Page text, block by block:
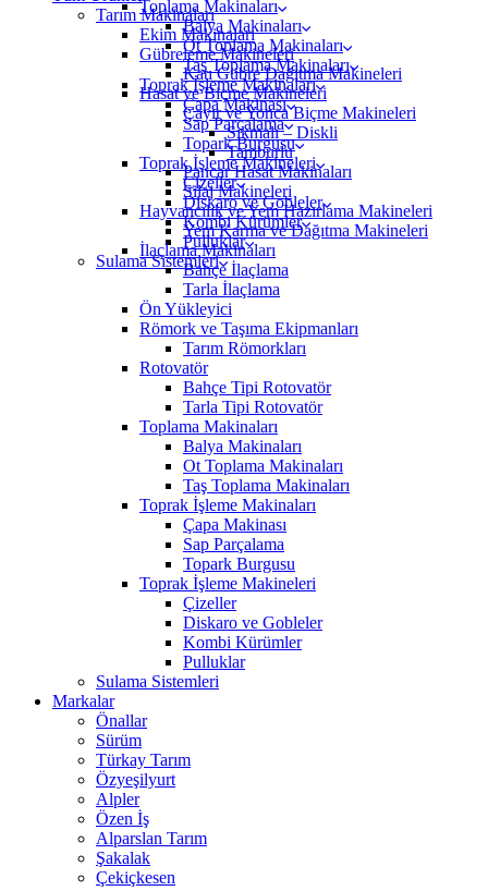
Toplama Makinaları
Balya Makinaları
Ot Toplama Makinaları
Taş Toplama Makinaları
Toprak İşleme Makinaları
Çapa Makinası
Sap Parçalama
Topark Burgusu
Toprak İşleme Makineleri
Çizeller
Diskaro ve Gobleler
Kombi Kürümler
Pulluklar
Sulama Sistemleri
Tarım Makinaları
Ekim Makinaları
Gübreleme Makineleri
Katı Gübre Dağıtma Makineleri
Hasat ve Biçme Makineleri
Çayır ve Yonca Biçme Makineleri
Sıkmalı – Diskli
Tamburlu
Pancar Hasat Makinaları
Silaj Makineleri
Hayvancılık ve Yem Hazırlama Makineleri
Yem Karma ve Dağıtma Makineleri
İlaçlama Makinaları
Bahçe İlaçlama
Tarla İlaçlama
Ön Yükleyici
Römork ve Taşıma Ekipmanları
Tarım Römorkları
Rotovatör
Bahçe Tipi Rotovatör
Tarla Tipi Rotovatör
Toplama Makinaları
Balya Makinaları
Ot Toplama Makinaları
Taş Toplama Makinaları
Toprak İşleme Makinaları
Çapa Makinası
Sap Parçalama
Topark Burgusu
Toprak İşleme Makineleri
Çizeller
Diskaro ve Gobleler
Kombi Kürümler
Pulluklar
Sulama Sistemleri
Markalar
Önallar
Sürüm
Türkay Tarım
Özyeşilyurt
Alpler
Özen İş
Alparslan Tarım
Şakalak
Çekiçkesen